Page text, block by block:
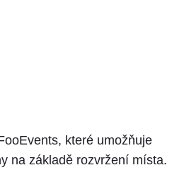
které umožňuje
na základě rozvržení místa.